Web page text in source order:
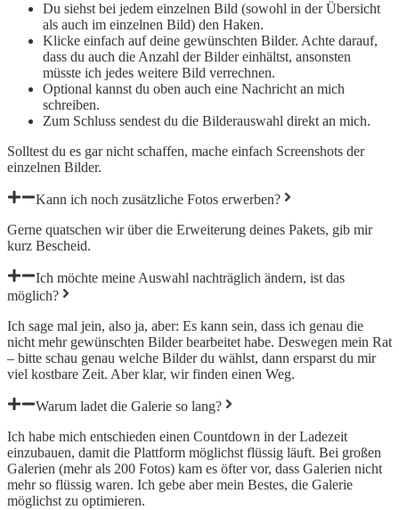
Du siehst bei jedem einzelnen Bild (sowohl in der Übersicht
als auch im einzelnen Bild) den Haken.
Klicke einfach auf deine gewünschten Bilder. Achte darauf,
dass du auch die Anzahl der Bilder einhältst, ansonsten
müsste ich jedes weitere Bild verrechnen.
Optional kannst du oben auch eine Nachricht an mich
schreiben.
Zum Schluss sendest du die Bilderauswahl direkt an mich.
Solltest du es gar nicht schaffen, mache einfach Screenshots der
einzelnen Bilder.
Kann ich noch zusätzliche Fotos erwerben?
Gerne quatschen wir über die Erweiterung deines Pakets, gib mir
kurz Bescheid.
Ich möchte meine Auswahl nachträglich ändern, ist das
möglich?
Ich sage mal jein, also ja, aber: Es kann sein, dass ich genau die
nicht mehr gewünschten Bilder bearbeitet habe. Deswegen mein Rat
– bitte schau genau welche Bilder du wählst, dann ersparst du mir
viel kostbare Zeit. Aber klar, wir finden einen Weg.
Warum ladet die Galerie so lang?
Ich habe mich entschieden einen Countdown in der Ladezeit
einzubauen, damit die Plattform möglichst flüssig läuft. Bei großen
Galerien (mehr als 200 Fotos) kam es öfter vor, dass Galerien nicht
mehr so flüssig waren. Ich gebe aber mein Bestes, die Galerie
möglichst zu optimieren.